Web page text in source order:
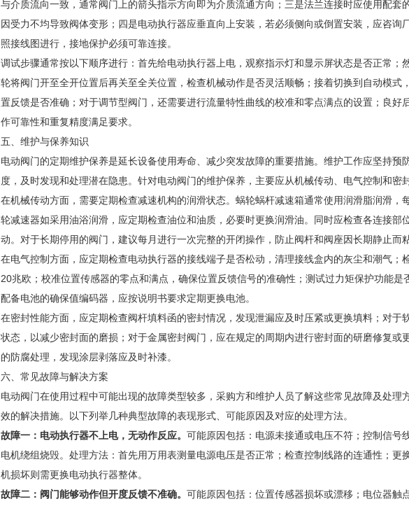
与介质流向一致，通常阀门上的箭头指示方向即为介质流通方向；三是法兰连接时应使用配套
因受力不均导致阀体变形；四是电动执行器应垂直向上安装，若必须侧向或倒置安装，应咨询
照接线图进行，接地保护必须可靠连接。
调试步骤通常按以下顺序进行：首先给电动执行器上电，观察指示灯和显示屏状态是否正常；
轮将阀门开至全开位置后再关至全关位置，检查机械动作是否灵活顺畅；接着切换到自动模式
置反馈是否准确；对于调节型阀门，还需要进行流量特性曲线的校准和零点满点的设置；良好
作可靠性和重复精度满足要求。
五、维护与保养知识
电动阀门的定期维护保养是延长设备使用寿命、减少突发故障的重要措施。维护工作应坚持预
度，及时发现和处理潜在隐患。针对电动阀门的维护保养，主要应从机械传动、电气控制和密
在机械传动方面，需要定期检查减速机构的润滑状态。蜗轮蜗杆减速箱通常使用润滑脂润滑，
轮减速器如采用油浴润滑，应定期检查油位和油质，必要时更换润滑油。同时应检查各连接部
动。对于长期停用的阀门，建议每月进行一次完整的开闭操作，防止阀杆和阀座因长期静止而粘
在电气控制方面，应定期检查电动执行器的接线端子是否松动，清理接线盒内的灰尘和潮气；
20兆欧；校准位置传感器的零点和满点，确保位置反馈信号的准确性；测试过力矩保护功能
配备电池的确保值编码器，应按说明书要求定期更换电池。
在密封性能方面，应定期检查阀杆填料函的密封情况，发现泄漏应及时压紧或更换填料；对于
状态，以减少密封面的磨损；对于金属密封阀门，应在规定的周期内进行密封面的研磨修复或
的防腐处理，发现涂层剥落应及时补漆。
六、常见故障与解决方案
电动阀门在使用过程中可能出现的故障类型较多，采购方和维护人员了解这些常见故障及处理
效的解决措施。以下列举几种典型故障的表现形式、可能原因及对应的处理方法。
故障一：电动执行器不上电，无动作反应。 可能原因包括：电源未接通或电压不符；控制信号
电机绕组烧毁。处理方法：首先用万用表测量电源电压是否正常；检查控制线路的连通性；更
机损坏则需更换电动执行器整体。
故障二：阀门能够动作但开度反馈不准确。 可能原因包括：位置传感器损坏或漂移；电位器触